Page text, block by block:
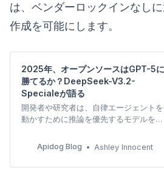
は、ベンダーロックインなし
作成を可能にします。
2025年、オープンソースはGPT-5に
勝てるか？DeepSeek-V3.2-
Specialeが語る
開発者や研究者は、自律エージェントを
動かすために推論を優先するモデルを求
なバリアントであるDeepSeek-V3.2-
Specialeは、このニーズに正確に応えま
す。これらのモデルは、DeepSeek-
Apidog Blog Ashley Innocent